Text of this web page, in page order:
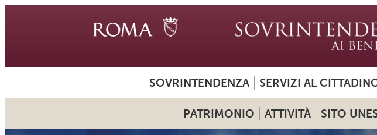
SOVRINTENDENZA SERVIZI AL
PATRIMONIO ATTIVITÀ SITO